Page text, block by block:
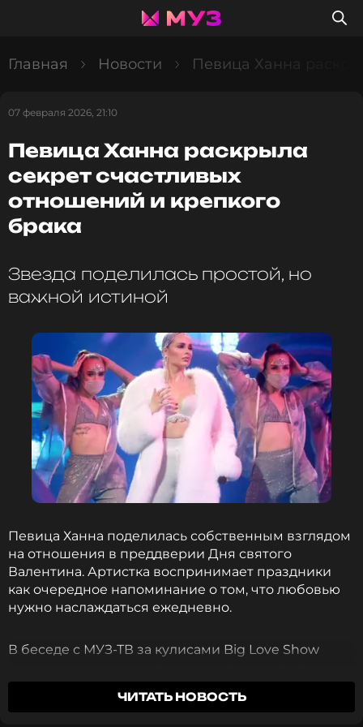
Главная Новости Певица Ханна
07 февраля 2026, 21:10
Певица Ханна раскрыла
секрет счастливых
отношений и крепкого
брака
Звезда поделилась простой, но
важной истиной
Певица Ханна поделилась собственным взглядом
на отношения в преддверии Дня святого
Валентина. Артистка воспринимает праздники
как очередное напоминание о том, что любовью
нужно наслаждаться ежедневно.
В беседе с МУЗ-ТВ за кулисами Big Love Show
который она периодически отправляет мужу
Пашу перед каждым праздником. У пары
ЧИТАТЬ НОВОСТЬ